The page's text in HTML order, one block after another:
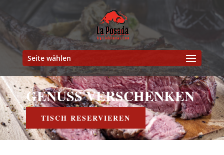
Seite wählen
.
GENUSS VERSCHENKEN
TISCH RESERVIEREN